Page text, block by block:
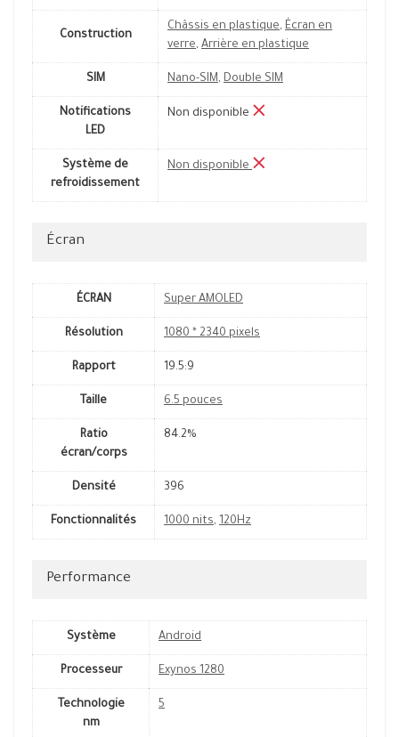
Construction
Châssis en plastique, Écran en
verre, Arrière en plastique
SIM Nano-SIM, Double SIM
Notifications
LED
Non disponible
Système de
refroidissement
Non disponible
Écran
ÉCRAN Super AMOLED
Résolution 1080 * 2340 pixels
Rapport 19.5:9
Taille 6.5 pouces
Ratio
écran/corps
84.2%
Densité 396
Fonctionnalités 1000 nits, 120Hz
Performance
Système Android
Processeur Exynos 1280
Technologie
nm
5